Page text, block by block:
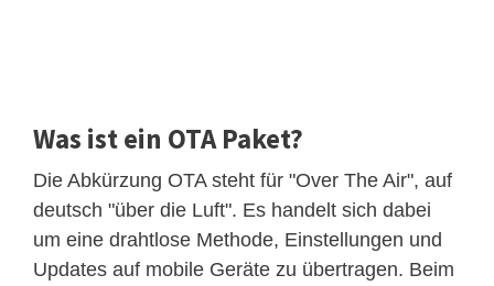
Was ist ein OTA Paket?
Die Abkürzung OTA steht für "Over The Air", auf
deutsch "über die Luft". Es handelt sich dabei
um eine drahtlose Methode, Einstellungen und
Updates auf mobile Geräte zu übertragen. Beim